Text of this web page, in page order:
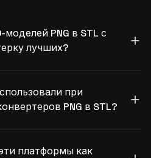
PNG в STL с
лучших?
при
PNG в STL?
платформы как